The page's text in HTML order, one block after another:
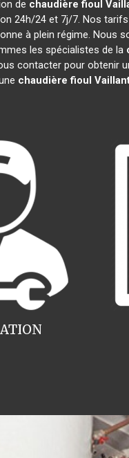
de chaudière fioul
24h/24 et 7j/7. Nos
à plein régime. Nous
les spécialistes de la
contacter pour obtenir
chaudière fioul